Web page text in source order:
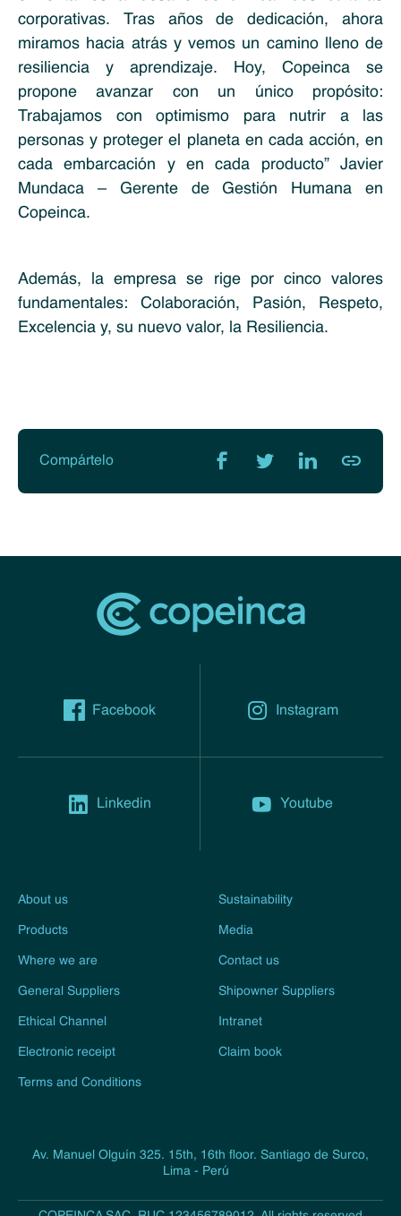
corporativas. Tras años de dedicación, ahora
miramos hacia atrás y vemos un camino lleno de
resiliencia y aprendizaje. Hoy, Copeinca se
propone avanzar con un único propósito:
Trabajamos con optimismo para nutrir a las
personas y proteger el planeta en cada acción, en
cada embarcación y en cada producto” Javier
Mundaca – Gerente de Gestión Humana en
Copeinca.
Además, la empresa se rige por cinco valores
fundamentales: Colaboración, Pasión, Respeto,
Excelencia y, su nuevo valor, la Resiliencia.
Compártelo
About us Sustainability
Products Media
Where we are Contact us
General Suppliers Shipowner Suppliers
Ethical Channel Intranet
Electronic receipt Claim book
Terms and Conditions
Av. Manuel Olguín 325. 15th, 16th floor. Santiago de Surco,
Lima - Perú
Facebook Instagram
Linkedin Youtube